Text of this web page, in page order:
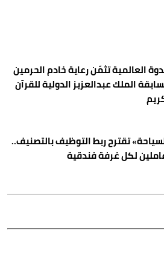
العالمية تثمّن رعاية خادم الحرمين
الملك عبدالعزيز الدولية للقرآن
تقترح ربط التوظيف بالتصنيف..